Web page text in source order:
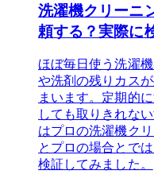
洗濯機クリーニ
頼する？実際に
ほぼ毎日使う洗濯
や洗剤の残りカス
まいます。定期的
しても取りきれな
はプロの洗濯機ク
とプロの場合とで
検証してみました。